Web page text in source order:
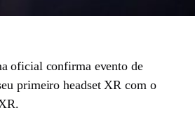
oficial confirma evento de
primeiro headset XR com o